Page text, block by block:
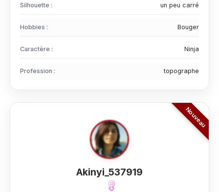
Silhouette : un peu carré
Hobbies : Bouger
Caractère : Ninja
Profession : topographe
Akinyi_537919